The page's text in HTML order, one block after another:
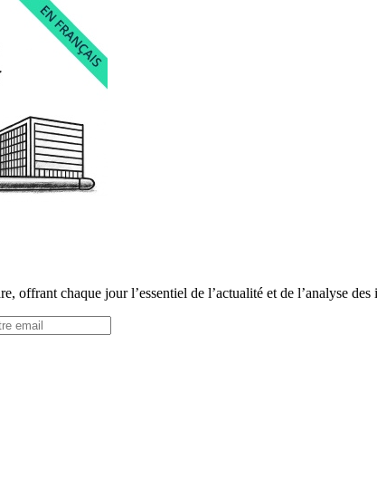
offrant chaque jour l’essentiel de l’actualité et de l’analyse